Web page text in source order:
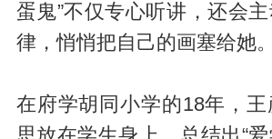
蛋鬼”不仅专心听讲，还会
律，悄悄把自己的画塞给她。
在府学胡同小学的18年，